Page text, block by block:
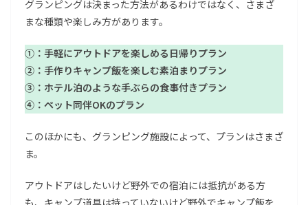
グランピングは決まった方法があるわけではなく、さまざ
まな種類や楽しみ方があります。
①：手軽にアウトドアを楽しめる日帰りプラン
②：手作りキャンプ飯を楽しむ素泊まりプラン
③：ホテル泊のような手ぶらの食事付きプラン
④：ペット同伴OKのプラン
このほかにも、グランピング施設によって、プランはさまざ
ま。
アウトドアはしたいけど野外での宿泊には抵抗がある方